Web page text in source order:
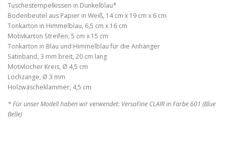
Tuschestempelkissen in Dunkelblau*
Bodenbeutel aus Papier in Weiß, 14 cm x 19 cm x 6 cm
Tonkarton in Himmelblau, 6,5 cm x 16 cm
Motivkarton Streifen, 5 cm x 15 cm
Tonkarton in Blau und Himmelblau für die Anhänger
Satinband, 3 mm breit, 20 cm lang
Motivlocher Kreis, Ø 4,5 cm
Lochzange, Ø 3 mm
Holzwäscheklammer, 4,5 cm
* Für unser Modell haben wir verwendet: VersaFine CLAIR in Farbe 601 (Blue
Belle)